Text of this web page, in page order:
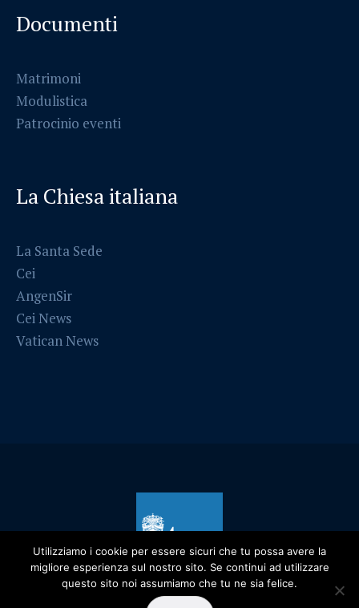
Documenti
Matrimoni
Modulistica
Patrocinio eventi
La Chiesa italiana
La Santa Sede
Cei
AngenSir
Cei News
Vatican News
Utilizziamo i cookie per essere sicuri che tu possa avere la
migliore esperienza sul nostro sito. Se continui ad utilizzare
questo sito noi assumiamo che tu ne sia felice.